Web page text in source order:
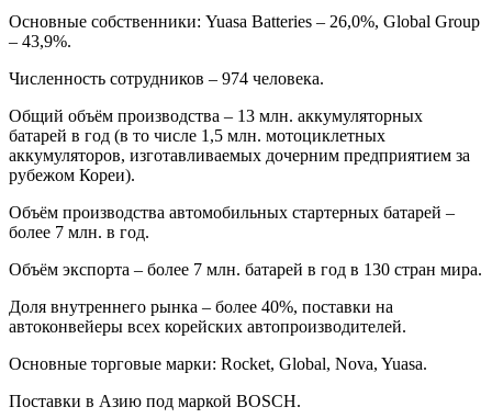
Основные собственники: Yuasa Batteries – 26,0%, Global Group
– 43,9%.
Численность сотрудников – 974 человека.
Общий объём производства – 13 млн. аккумуляторных
батарей в год (в то числе 1,5 млн. мотоциклетных
аккумуляторов, изготавливаемых дочерним предприятием за
рубежом Кореи).
Объём производства автомобильных стартерных батарей –
более 7 млн. в год.
Объём экспорта – более 7 млн. батарей в год в 130 стран мира.
Доля внутреннего рынка – более 40%, поставки на
автоконвейеры всех корейских автопроизводителей.
Основные торговые марки: Rocket, Global, Nova, Yuasa.
Поставки в Азию под маркой BOSCH.